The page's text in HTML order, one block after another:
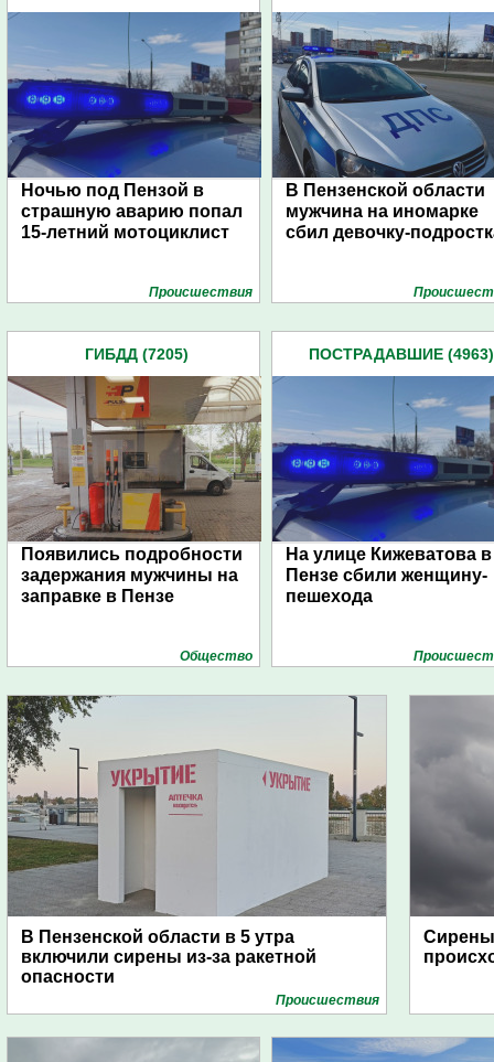
Ночью под Пензой в
страшную аварию попал
15-летний мотоциклист
Проиcшествия
В Пензенской области
мужчина на иномарке
сбил девочку-
ГИБДД (7205)
Появились подробности
задержания мужчины на
заправке в Пензе
Общество
ПОСТРАДАВШИЕ (4963)
На улице Кижеватова в
Пензе сбили женщину-
пешехода
В Пензенской области в 5 утра
включили сирены из-за ракетной
опасности
Проиcшествия
Сирены